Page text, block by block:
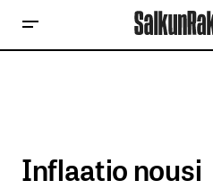
Inflaatio nousi